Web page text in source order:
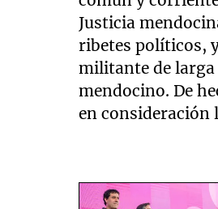
Justicia
ribetes políticos,
militante de larga
mendocino. De
en consideración